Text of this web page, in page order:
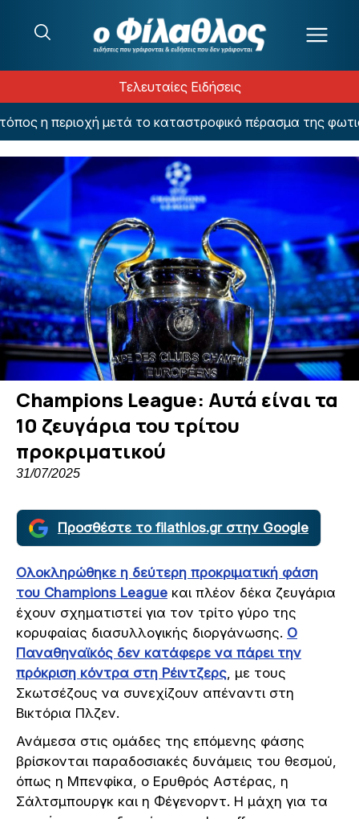
Τελευταίες Ειδήσεις
η περιοχή μετά το καταστροφικό πέρασμα της φωτιάς
Champions League: Αυτά είναι τα
10 ζευγάρια του τρίτου
προκριματικού
31/07/2025
Προσθέστε το filathlos.gr στην Google
Ολοκληρώθηκε η δεύτερη προκριματική φάση
του Champions League και πλέον δέκα ζευγάρια
έχουν σχηματιστεί για τον τρίτο γύρο της
κορυφαίας διασυλλογικής διοργάνωσης. Ο
Παναθηναϊκός δεν κατάφερε να πάρει την
πρόκριση κόντρα στη Ρέιντζερς, με τους
Σκωτσέζους να συνεχίζουν απέναντι στη
Βικτόρια Πλζεν.
Ανάμεσα στις ομάδες της επόμενης φάσης
βρίσκονται παραδοσιακές δυνάμεις του θεσμού,
όπως η Μπενφίκα, ο Ερυθρός Αστέρας, η
Σάλτσμπουργκ και η Φέγενορντ. Η μάχη για τα